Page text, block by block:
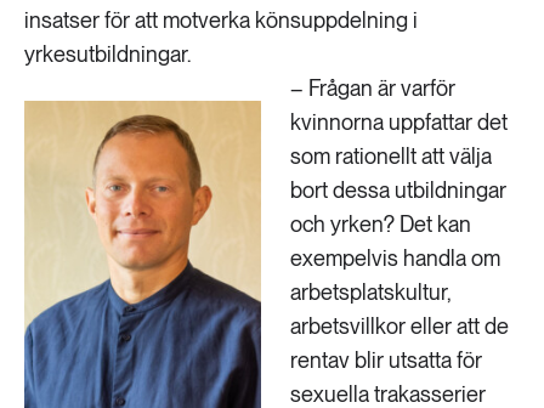
insatser för att motverka könsuppdelning i
yrkesutbildningar.
– Frågan är varför
kvinnorna uppfattar det
som rationellt att välja
bort dessa utbildningar
och yrken? Det kan
exempelvis handla om
arbetsplatskultur,
arbetsvillkor eller att de
rentav blir utsatta för
sexuella trakasserier